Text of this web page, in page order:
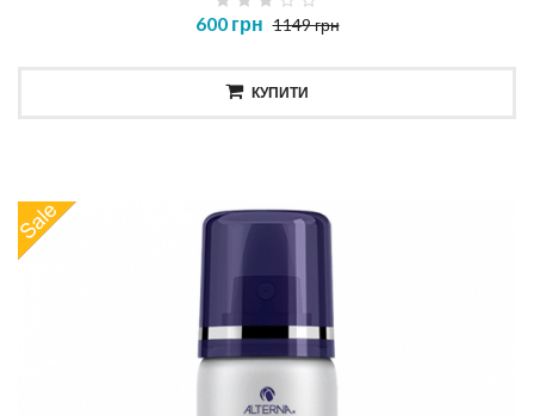
600 грн 1149 грн
КУПИТИ